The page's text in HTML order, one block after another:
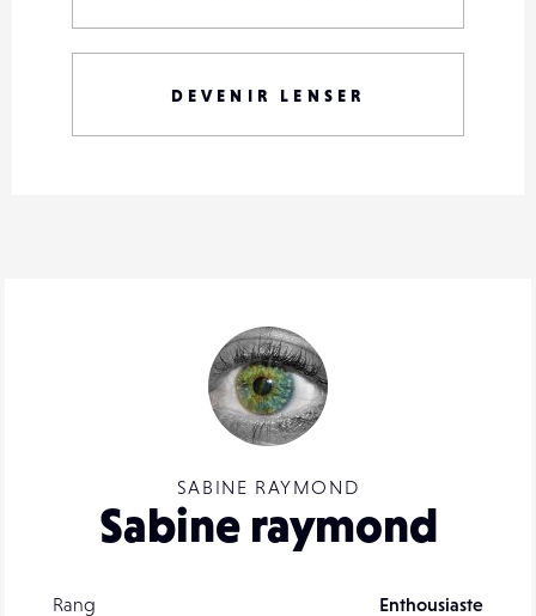
SABINE RAYMOND
Sabine raymond
Rang
Enthousiaste
DEVENIR LENSER